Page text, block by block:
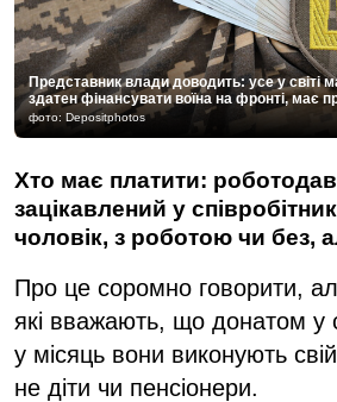
Представник влади доводить: усе у світі
здатен фінансувати воїна на фронті, має
фото: Depositphotos
Хто має платити:
зацікавлений у
чоловік, з роботою чи без,
Про це соромно говорити,
які вважають, що донатом у
у місяць вони виконують
не діти чи пенсіонери.